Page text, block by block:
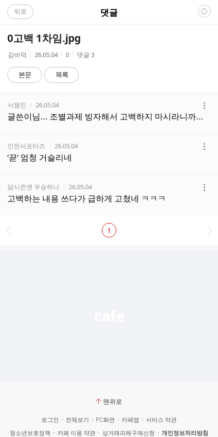
C
A
댓글
뒤로
0고백 1차임.jpg
작
자
김바덕
작
시
간
26.05.04
조
수
0 댓글 3
본문 목록
작성자
서잼민 작성시간
26.05.04
글쓴이님... 조별과제 빙자해서 고백하지 마시라니까...
작성자
인천서포터즈 작성시간
26.05.04
‘끋‘ 엄청 거슬리네
작성자
담시즌엔 우승하나 작성시간
26.05.04
고백하는 내용 쓰다가 급하게 고쳤네 ㅋㅋㅋ
1
맨위로
로그인 전체보기 PC화면 카페앱
서비스 약관
청소년보호정책
카페 이용 약관 상거래피해구제신청 개인정보처리방침